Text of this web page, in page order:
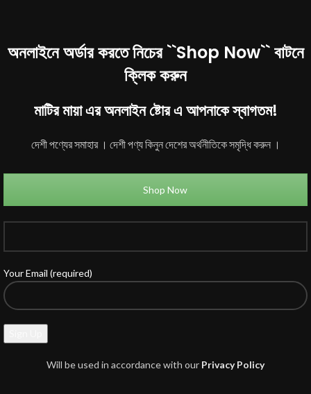
অনলাইনে অর্ডার করতে নিচের ``Shop Now`` বাটনে
ক্লিক করুন
মাটির মায়া এর অনলাইন ষ্টোর এ আপনাকে স্বাগতম!
দেশী পণ্যের সমাহার । দেশী পণ্য কিনুন দেশের অর্থনীতিকে সমৃদ্ধি করুন ।
Shop Now
Your Email (required)
Will be used in accordance with our Privacy Policy